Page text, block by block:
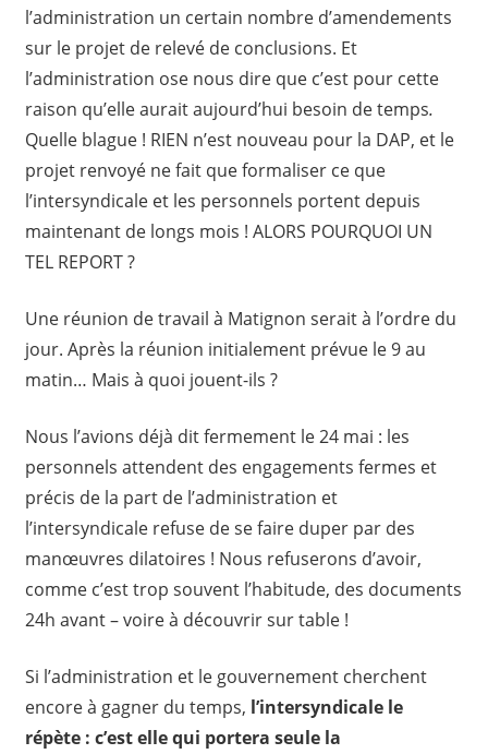
l’administration un certain nombre d’amendements
sur le projet de relevé de conclusions. Et
l’administration ose nous dire que c’est pour cette
raison qu’elle aurait aujourd’hui besoin de temps.
Quelle blague ! RIEN n’est nouveau pour la DAP, et le
projet renvoyé ne fait que formaliser ce que
l’intersyndicale et les personnels portent depuis
maintenant de longs mois ! ALORS POURQUOI UN
TEL REPORT ?
Une réunion de travail à Matignon serait à l’ordre du
jour. Après la réunion initialement prévue le 9 au
matin… Mais à quoi jouent-ils ?
Nous l’avions déjà dit fermement le 24 mai : les
personnels attendent des engagements fermes et
précis de la part de l’administration et
l’intersyndicale refuse de se faire duper par des
manœuvres dilatoires ! Nous refuserons d’avoir,
comme c’est trop souvent l’habitude, des documents
24h avant – voire à découvrir sur table !
Si l’administration et le gouvernement cherchent
encore à gagner du temps, l’intersyndicale le
répète : c’est elle qui portera seule la